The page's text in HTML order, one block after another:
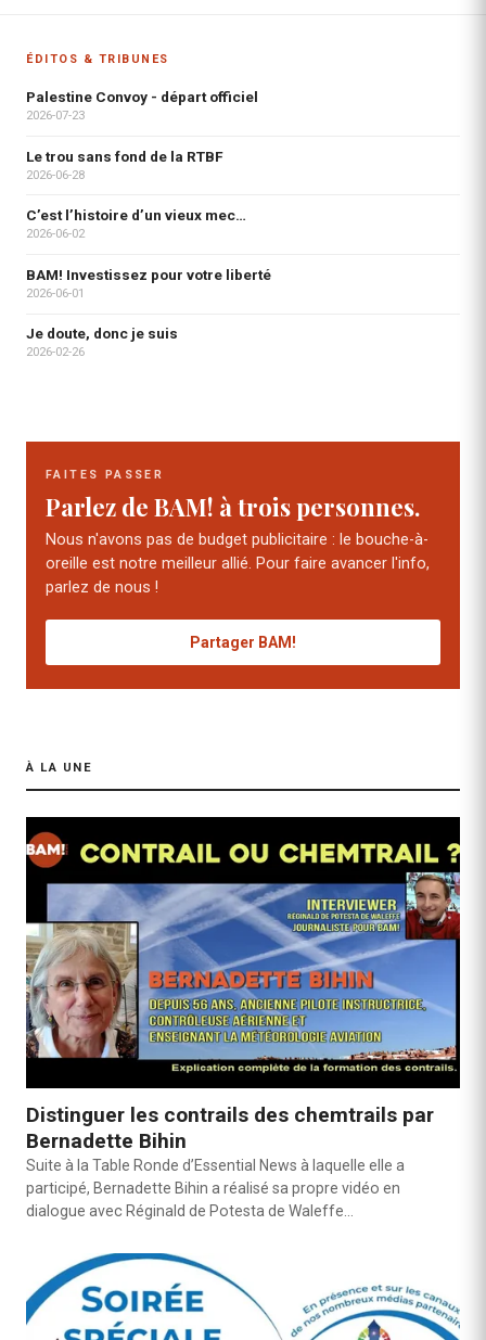
ÉDITOS & TRIBUNES
Palestine Convoy - départ officiel
2026-07-23
Le trou sans fond de la RTBF
2026-06-28
C’est l’histoire d’un vieux mec…
2026-06-02
BAM! Investissez pour votre liberté
2026-06-01
Je doute, donc je suis
2026-02-26
FAITES PASSER
Parlez de BAM! à trois personnes.
Nous n'avons pas de budget publicitaire : le bouche-à-
oreille est notre meilleur allié. Pour faire avancer l'info,
parlez de nous !
Partager BAM!
À LA UNE
Distinguer les contrails des chemtrails par
Bernadette Bihin
Suite à la Table Ronde d’Essential News à laquelle elle a
participé, Bernadette Bihin a réalisé sa propre vidéo en
dialogue avec Réginald de Potesta de Waleffe…